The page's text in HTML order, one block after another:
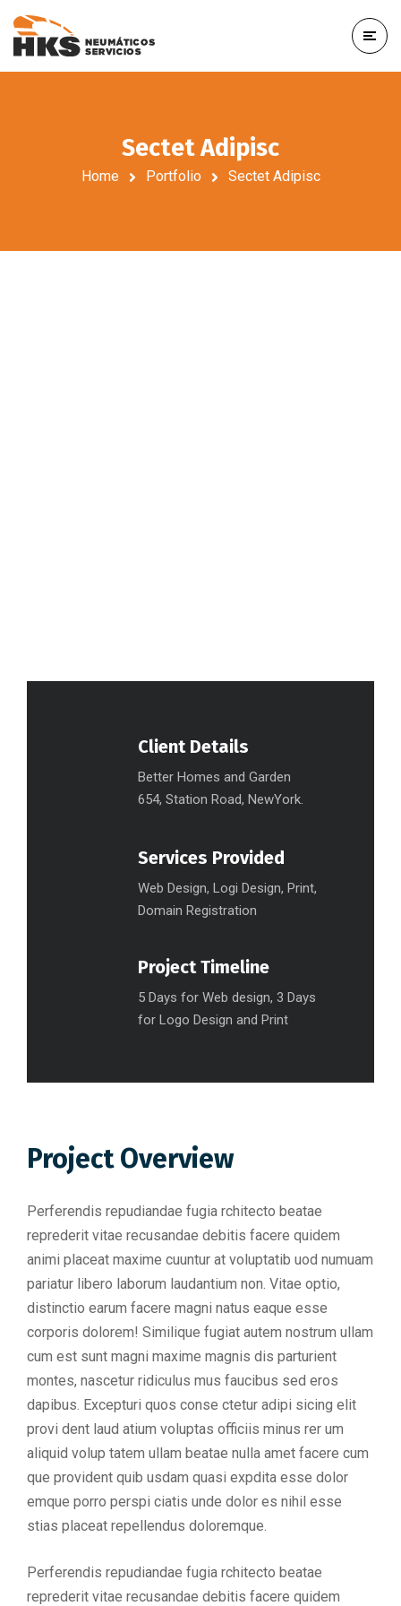
Sectet Adipisc
Home Portfolio Sectet Adipisc
Client Details
Better Homes and Garden
654, Station Road, NewYork.
Services Provided
Web Design, Logi Design, Print,
Domain Registration
Project Timeline
5 Days for Web design, 3 Days
for Logo Design and Print
Project Overview
Perferendis repudiandae fugia rchitecto beatae
reprederit vitae recusandae debitis facere quidem
animi placeat maxime cuuntur at voluptatib uod numuam
pariatur libero laborum laudantium non. Vitae optio,
distinctio earum facere magni natus eaque esse
corporis dolorem! Similique fugiat autem nostrum ullam
cum est sunt magni maxime magnis dis parturient
montes, nascetur ridiculus mus faucibus sed eros
dapibus. Excepturi quos conse ctetur adipi sicing elit
provi dent laud atium voluptas officiis minus rer um
aliquid volup tatem ullam beatae nulla amet facere cum
que provident quib usdam quasi expdita esse dolor
emque porro perspi ciatis unde dolor es nihil esse
stias placeat repellendus doloremque.
Perferendis repudiandae fugia rchitecto beatae
reprederit vitae recusandae debitis facere quidem